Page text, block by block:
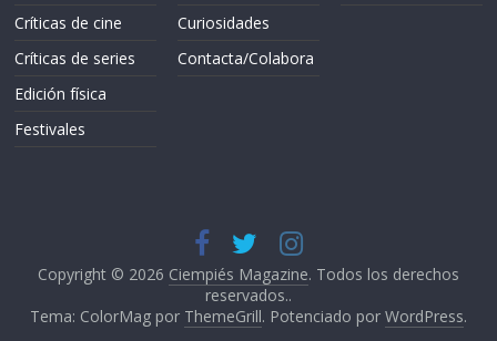
Críticas de cine
Críticas de series
Edición física
Festivales
Curiosidades
Contacta/Colabora
Copyright © 2026 Ciempiés Magazine. Todos los derechos
reservados..
Tema: ColorMag por ThemeGrill. Potenciado por WordPress.